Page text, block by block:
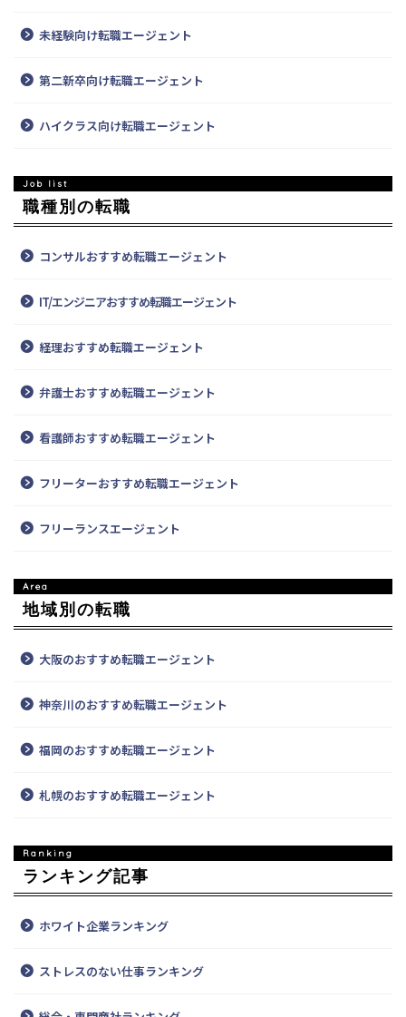
未経験向け転職エージェント
第二新卒向け転職エージェント
ハイクラス向け転職エージェント
職種別の転職
コンサルおすすめ転職エージェント
IT/エンジニアおすすめ転職エージェント
経理おすすめ転職エージェント
弁護士おすすめ転職エージェント
看護師おすすめ転職エージェント
フリーターおすすめ転職エージェント
フリーランスエージェント
地域別の転職
大阪のおすすめ転職エージェント
神奈川のおすすめ転職エージェント
福岡のおすすめ転職エージェント
札幌のおすすめ転職エージェント
ランキング記事
ホワイト企業ランキング
ストレスのない仕事ランキング